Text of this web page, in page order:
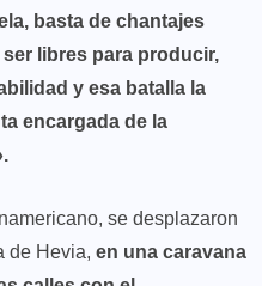
basta de chantajes
libres para producir,
y esa batalla la
encargada de la
se desplazaron
de Hevia, en una caravana